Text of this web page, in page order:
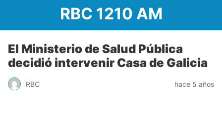
RBC 1210 AM
El Ministerio de Salud Pública
decidió intervenir Casa de Galicia
RBC hace 5 años